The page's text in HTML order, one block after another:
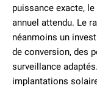
puissance exacte,
annuel attendu. Le
néanmoins un
de conversion, des
surveillance
implantations